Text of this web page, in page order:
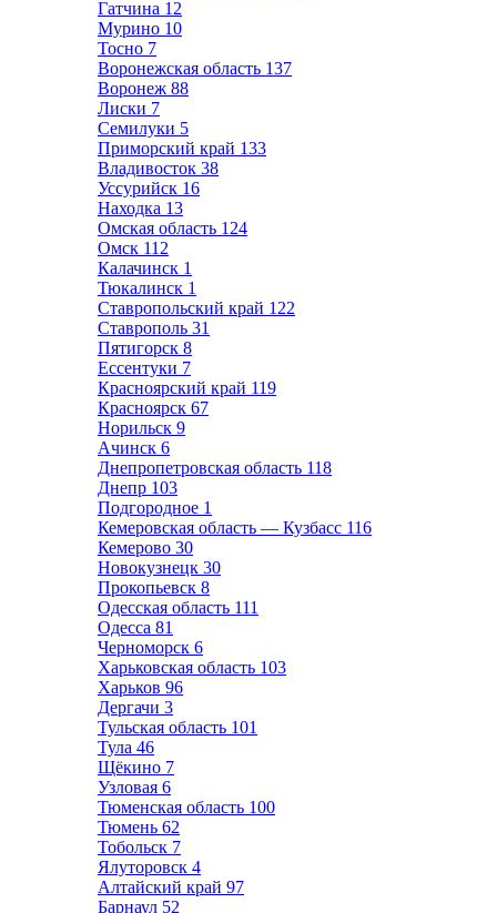
Гатчина 12
Мурино 10
Тосно 7
Воронежская область 137
Воронеж 88
Лиски 7
Семилуки 5
Приморский край 133
Владивосток 38
Уссурийск 16
Находка 13
Омская область 124
Омск 112
Калачинск 1
Тюкалинск 1
Ставропольский край 122
Ставрополь 31
Пятигорск 8
Ессентуки 7
Красноярский край 119
Красноярск 67
Норильск 9
Ачинск 6
Днепропетровская область 118
Днепр 103
Подгородное 1
Кемеровская область — Кузбасс 116
Кемерово 30
Новокузнецк 30
Прокопьевск 8
Одесская область 111
Одесса 81
Черноморск 6
Харьковская область 103
Харьков 96
Дергачи 3
Тульская область 101
Тула 46
Щёкино 7
Узловая 6
Тюменская область 100
Тюмень 62
Тобольск 7
Ялуторовск 4
Алтайский край 97
Барнаул 52